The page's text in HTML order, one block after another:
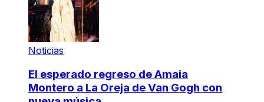
Noticias
El esperado regreso de Amaia
Montero a La Oreja de Van Gogh con